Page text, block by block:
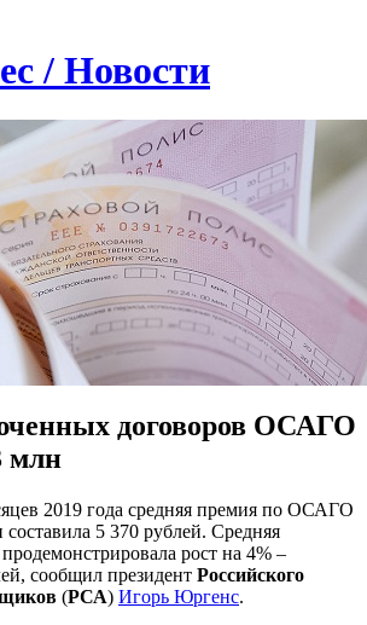
/ Новости
договоров ОСАГО
млн
2019 года средняя премия по ОСАГО
составила 5 370 рублей. Средняя
рост на 4% –
сообщил президент Российского
(РСА) Игорь Юргенс.